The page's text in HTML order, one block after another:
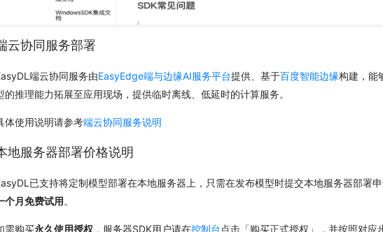
云协同服务部署
端云协同服务由EasyEdge端与边缘AI服务平台提供、基于百度智能边缘构建，能
的推理能力拓展至应用现场，提供临时离线、低延时的计算服务。
体使用说明请参考端云协同服务说明
地服务器部署价格说明
已支持将定制模型部署在本地服务器上，只需在发布模型时提交本地服务器部署
个月免费试用。
需购买永久使用授权 ，服务器SDK用户请在控制台点击「购买正式授权」，并按照对应